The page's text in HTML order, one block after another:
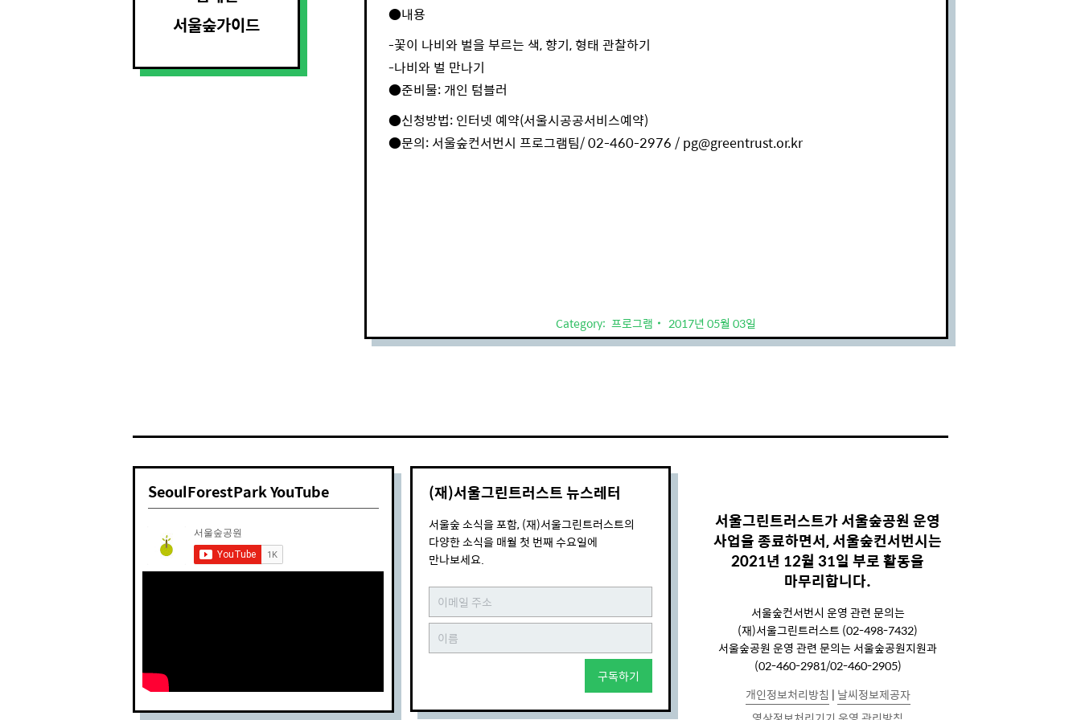
●내용
-꽃이 나비와 벌을 부르는 색, 향기, 형태 관찰하기
-나비와 벌 만나기
●준비물: 개인 텀블러
●신청방법: 인터넷 예약(서울시공공서비스예약)
●문의: 서울숲컨서번시 프로그램팀/ 02-460-2976 / pg@greentrust.or.kr
Category: 프로그램 2017년 05월 03일
서울숲가이드
SeoulForestPark YouTube (재)서울그린트러스트 뉴스레터
서울숲 소식을 포함, (재)서울그린트러스트의
다양한 소식을 매월 첫 번째 수요일에
만나보세요.
구독하기
서울그린트러스트가 서울숲공원 운영
사업을 종료하면서, 서울숲컨서번시는
2021년 12월 31일 부로 활동을
마무리합니다.
서울숲컨서번시 운영 관련 문의는
(재)서울그린트러스트 (02-498-7432)
서울숲공원 운영 관련 문의는 서울숲공원지원과
(02-460-2981/02-460-2905)
개인정보처리방침 | 날씨정보제공자